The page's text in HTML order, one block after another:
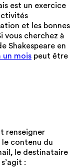
est un exercice
et les bonnes
vous cherchez à
Shakespeare en
un mois peut être
renseigner
le contenu du
le destinataire
: